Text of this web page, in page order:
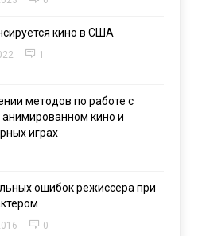
кино в США
1
методов по работе с
анимированном кино и
играх
ошибок режиссера при
0